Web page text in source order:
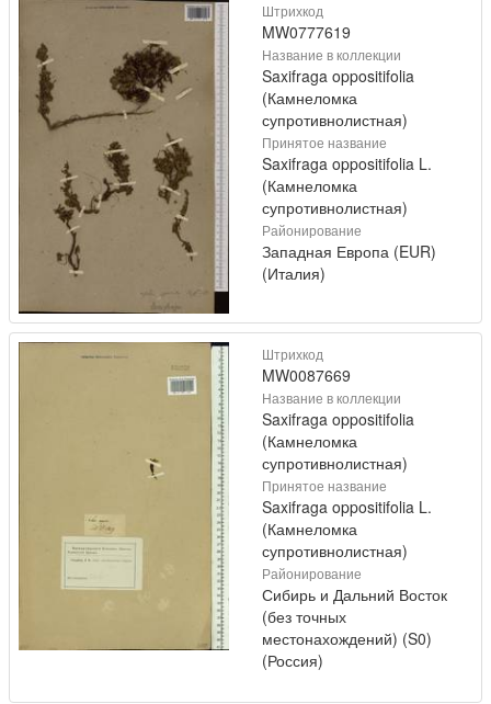
Штрихкод
MW0777619
Название в коллекции
Saxifraga oppositifolia
(Камнеломка
супротивнолистная)
Принятое название
Saxifraga oppositifolia L.
(Камнеломка
супротивнолистная)
Районирование
Западная Европа (EUR)
(Италия)
Штрихкод
MW0087669
Название в коллекции
Saxifraga oppositifolia
(Камнеломка
супротивнолистная)
Принятое название
Saxifraga oppositifolia L.
(Камнеломка
супротивнолистная)
Районирование
Сибирь и Дальний Восток
(без точных
местонахождений) (S0)
(Россия)